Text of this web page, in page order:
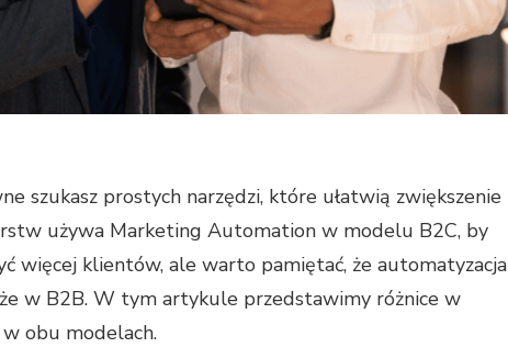
szukasz prostych narzędzi, które ułatwią zwiększenie
używa Marketing Automation w modelu B2C, by
więcej klientów, ale warto pamiętać, że automatyzacja
w B2B. W tym artykule przedstawimy różnice w
obu modelach.